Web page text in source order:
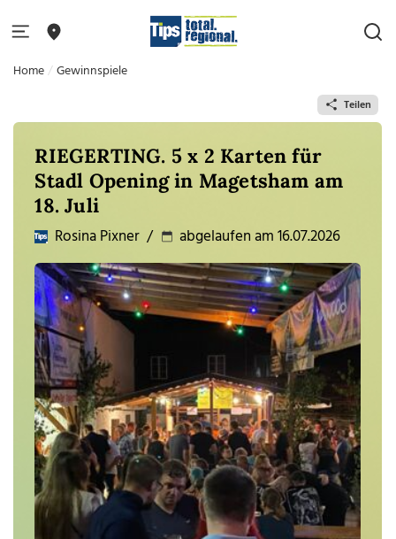
Home Gewinnspiele
Teilen
RIEGERTING. 5 x 2 Karten für
Stadl Opening in Magetsham am
18. Juli
Rosina Pixner / abgelaufen am 16.07.2026